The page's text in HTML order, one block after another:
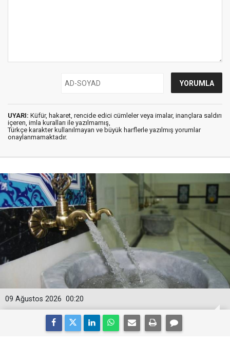
UYARI: Küfür, hakaret, rencide edici cümleler veya imalar, inançlara saldırı
içeren, imla kuralları ile yazılmamış,
Türkçe karakter kullanılmayan ve büyük harflerle yazılmış yorumlar
onaylanmamaktadır.
00:20
09 Ağustos 2026